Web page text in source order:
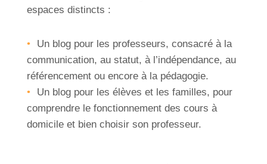
espaces distincts :
Un blog pour les professeurs, consacré à la
communication, au statut, à l’indépendance, au
référencement ou encore à la pédagogie.
Un blog pour les élèves et les familles, pour
comprendre le fonctionnement des cours à
domicile et bien choisir son professeur.